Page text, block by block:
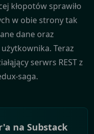
kłopotów sprawiło
w obie strony tak
dane oraz
Teraz
serwrs REST z
saga.
na Substack